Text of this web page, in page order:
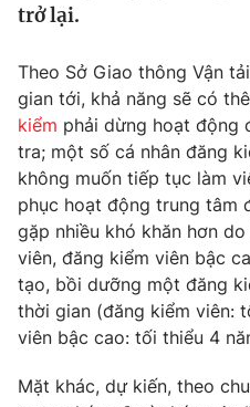
Tin tức
Câu chuyện quốc tế
Kinh tế
Tài chính
Thị trường
Góc doanh nghiệp
Dữ liệu và đời sống
Truyền hình
Phim VTV
Hậu trường
Nhân vật
Khán giả
Giải sao mai
Giải trí
Điện ảnh
Âm nhạc
Đời sống
Du lịch
Làm đẹp
Giáo dục
Tuyển sinh
trở lại.
Theo Sở Giao thông Vận
gian tới, khả năng sẽ có
kiểm phải dừng hoạt động
tra; một số cá nhân đăng
không muốn tiếp tục làm
phục hoạt động trung tâm
gặp nhiều khó khăn hơn
viên, đăng kiểm viên bậc
tạo, bồi dưỡng một đăng
thời gian (đăng kiểm viên:
viên bậc cao: tối thiểu 4
Mặt khác, dự kiến, theo